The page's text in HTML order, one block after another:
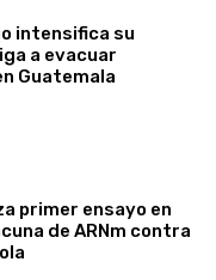
intensifica su
a evacuar
Guatemala
primer ensayo en
de ARNm contra